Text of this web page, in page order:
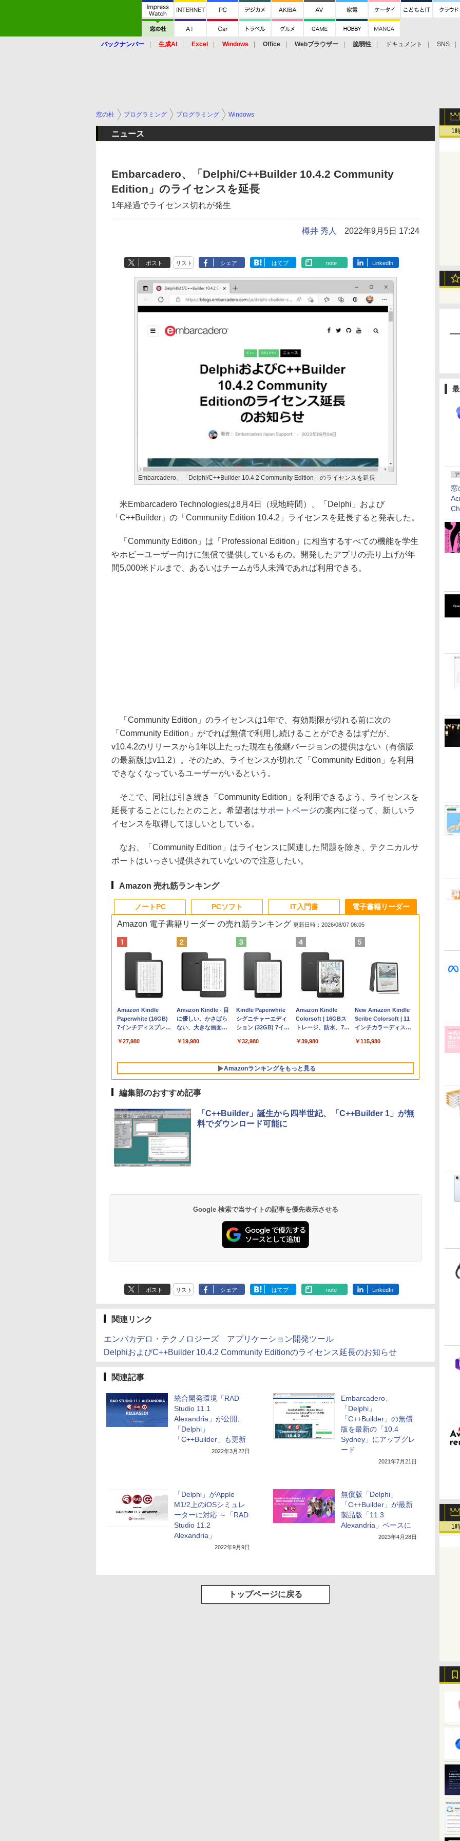
バックナンバー 生成AI Excel Windows Office Webブラウザー 脆弱性 ドキュメント SNS
1
1
窓の杜 プログラミング プログラミング Windows
ニュース
Embarcadero、「Delphi/C++Builder 10.4.2 Community
Edition」のライセンスを延長
1年経過でライセンス切れが発生
樽井 秀人 2022年9月5日 17:24
ポスト リスト シェア はてブ note LinkedIn
Embarcadero、「Delphi/C++Builder 10.4.2 Community Edition」のライセンスを延長
米Embarcadero Technologiesは8月4日（現地時間）、「Delphi」および
「C++Builder」の「Community Edition 10.4.2」ライセンスを延長すると発表した。
「Community Edition」は「Professional Edition」に相当するすべての機能を学生
やホビーユーザー向けに無償で提供しているもの。開発したアプリの売り上げが年
間5,000米ドルまで、あるいはチームが5人未満であれば利用できる。
「Community Edition」のライセンスは1年で、有効期限が切れる前に次の
「Community Edition」がでれば無償で利用し続けることができるはずだが、
v10.4.2のリリースから1年以上たった現在も後継バージョンの提供はない（有償版
の最新版はv11.2）。そのため、ライセンスが切れて「Community Edition」を利用
できなくなっているユーザーがいるという。
そこで、同社は引き続き「Community Edition」を利用できるよう、ライセンスを
延長することにしたとのこと。希望者はサポートページの案内に従って、新しいラ
イセンスを取得してほしいとしている。
なお、「Community Edition」はライセンスに関連した問題を除き、テクニカルサ
ポートはいっさい提供されていないので注意したい。
Amazon 売れ筋ランキング
ノートPC
Apple 2026
MacBook Neo A18
Proチップ搭載13イ
AIとApple
Retinaディスプレ
512GB SSD、1080p
FaceTime HDカメ
ラ、Touch ID - イン
AppleCare+ for 13イ
ンチMacBook
Neo(A18 Pro)|ダウン
ロード版
￥162,598
tomtoc 360°保護
15.6 16インチ パソコ
ンケース Dell NEC
dynabook Lenovo
￥2,952
Apple 2026
MacBook Air M5チ
ップ搭載13インチノ
Apple Intelligence、
Retinaディスプレ
イ、24GBユニファイ
ドメモリ、1TB
イト + 3年延長
AppleCare+ for 13イ
￥347,600
【Amazon.co.jp限
定】 HP ノートパソ
コン 15-fd 15.6イン
512GB SSD インテ
￥129,800
FMV ノートパソコン
WE1-K3 (MS 365
Personal/Copilotキー
型/Core i5/16GB/SSD
FMVWK3E15W_AZ
￥123,400
PCソフト
Robloxギフトカード
- 800 Robux 【限定
バーチャルアイテム
ンゲームコード】 ロ
インコード版
￥1,300
Microsoft Office
Home & Business
2024(最新 永続版)|オ
版|Windows11、
￥39,582
Robloxギフトカード
- 2,000 Robux 【限
定バーチャルアイテ
インゲームコード】
ラインコード版
￥3,200
Robloxギフトカード
- 1000 Robux 【限定
バーチャルアイテム
ンゲームコード】 ロ
ンコード版
￥1,600
Windows版 |
Minecraft (マインクラ
フト): Java & Bedrock
ード版
￥3,600
IT入門書
生成AIパスポート公
式テキスト 第４版
￥1,766
AIイラスト表現辞典:
思い通りの絵を引き
出す プロンプトの言
ズ (はぴーイラスト
￥480
ClaudeCode いちば
んやさしい 教科書:
非エンジニア 初心者
マニュアル AI副業に
もKindle出版にも！
非エンジニアのため
のAIコーディング入
￥99
1冊ですべて身につく
HTML & CSSとWeb
デザイン入門講座
￥2,326
FM TOWNS ハイパ
ー・カタログ: 本体ハ
ードウェア・市販ソフ
トリストと最新エミュ
￥1,600
電子書籍リーダー
Amazon 電子書籍リーダー の売れ筋ランキング 更新日時：2026/08/07 06:05
Amazon Kindle
Paperwhite (16GB)
7インチディスプレ
ト、12週間持続バッ
ブラック
￥27,980
Amazon Kindle - 目
に優しい、かさばら
ない、大きな画面で
続バッテリー、6イン
書籍リーダー、ブラ
ック、16GB、広告な
し
￥19,980
Kindle Paperwhite
シグニチャーエディ
ション (32GB) 7イン
るさ自動調整、色調
持続バッテリー、広
告なし、メタリック
ブラック
￥32,980
Amazon Kindle
Colorsoft | 16GBス
トレージ、防水、7イ
レイ、色調調節ライ
ッテリー、広告無
し、ブラック (2025
年発売)
￥39,980
New Amazon Kindle
Scribe Colorsoft | 11
インチカラーディスプ
ジ、ノート機能搭載、
調節ライト、プレミア
イト
￥115,980
Amazonランキングをもっと見る
編集部のおすすめ記事
「C++Builder」誕生から四半世紀、「C++Builder 1」が無
料でダウンロード可能に
Google 検索で当サイトの記事を優先表示させる
ポスト リスト シェア はてブ note LinkedIn
関連リンク
エンバカデロ・テクノロジーズ アプリケーション開発ツール
DelphiおよびC++Builder 10.4.2 Community Editionのライセンス延長のお知らせ
関連記事
統合開発環境「RAD
Studio 11.1
Alexandria」が公開、
「Delphi」
「C++Builder」も更新
2022年3月22日
Embarcadero、
「Delphi」
「C++Builder」の無償
版を最新の「10.4
Sydney」にアップグレ
ード
2021年7月21日
「Delphi」がApple
M1/2上のiOSシミュレ
ーターに対応 ～「RAD
Studio 11.2
Alexandria」
2022年9月9日
無償版「Delphi」
「C++Builder」が最新
製品版「11.3
Alexandria」ベースに
2023年4月28日
トップページに戻る